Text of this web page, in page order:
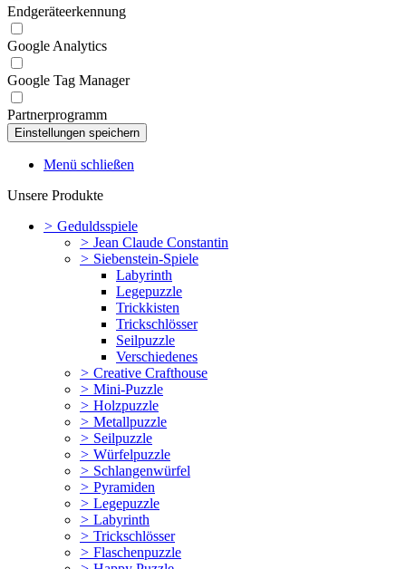
Endgeräteerkennung
Google Analytics
Google Tag Manager
Partnerprogramm
Menü schließen
Unsere Produkte
> Geduldsspiele
> Jean Claude Constantin
> Siebenstein-Spiele
Labyrinth
Legepuzzle
Trickkisten
Trickschlösser
Seilpuzzle
Verschiedenes
> Creative Crafthouse
> Mini-Puzzle
> Holzpuzzle
> Metallpuzzle
> Seilpuzzle
> Würfelpuzzle
> Schlangenwürfel
> Pyramiden
> Legepuzzle
> Labyrinth
> Trickschlösser
> Flaschenpuzzle